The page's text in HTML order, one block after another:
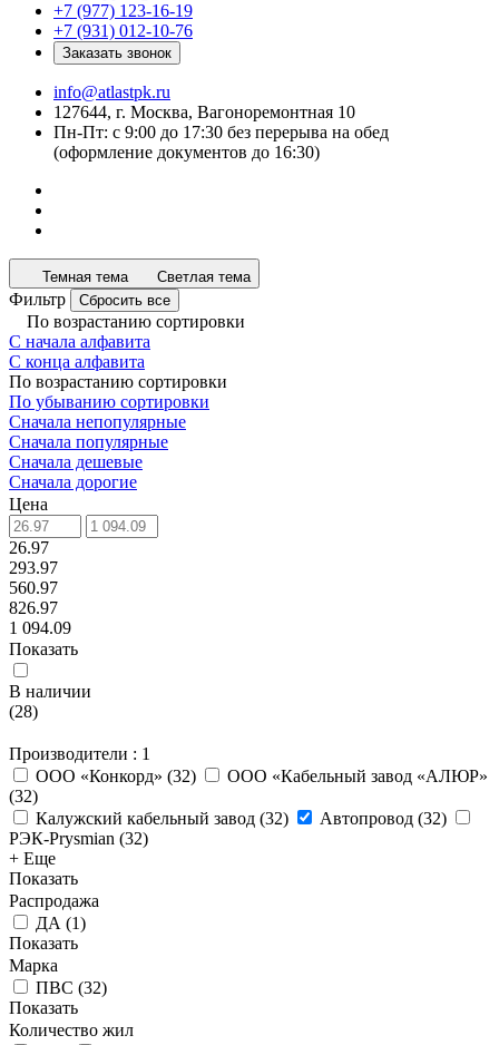
+7 (977) 123-16-19
+7 (931) 012-10-76
Заказать звонок
info@atlastpk.ru
127644, г. Москва, Вагоноремонтная 10
Пн-Пт: с 9:00 до 17:30 без перерыва на обед
(оформление документов до 16:30)
Темная тема Светлая тема
Фильтр Сбросить все
По возрастанию сортировки
С начала алфавита
С конца алфавита
По возрастанию сортировки
По убыванию сортировки
Сначала непопулярные
Сначала популярные
Сначала дешевые
Сначала дорогие
Цена
26.97
293.97
560.97
826.97
1 094.09
Показать
В наличии
(28)
Производители : 1
ООО «Конкорд» (32)
ООО «Кабельный завод «АЛЮР»
(32)
Калужский кабельный завод (32) Автопровод (32)
РЭК-Prysmian (32)
+ Еще
Показать
Распродажа
ДА (1)
Показать
Марка
ПВС (32)
Показать
Количество жил